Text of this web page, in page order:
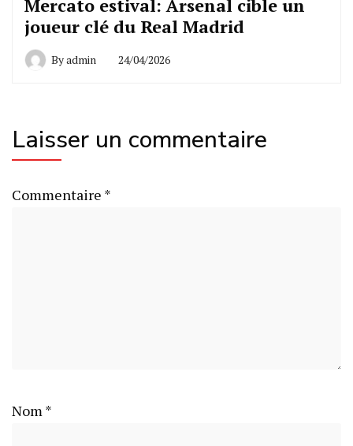
Mercato estival: Arsenal cible un
joueur clé du Real Madrid
Byadmin 24/04/2026
Laisser un commentaire
Commentaire *
Nom *